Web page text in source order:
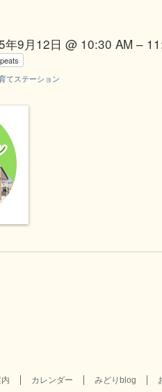
年9月12日 @ 10:30 AM –
てステーション
カレンダー みどりblog